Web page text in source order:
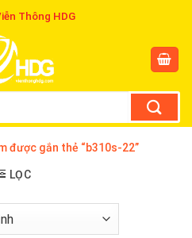
Thông HDG
được gắn thẻ “b310s-22”
LỌC